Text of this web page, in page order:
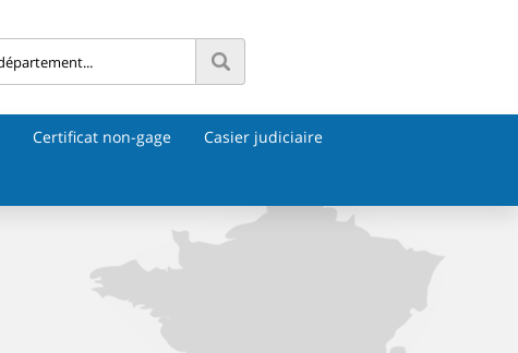
Certificat non-gage Casier judiciaire